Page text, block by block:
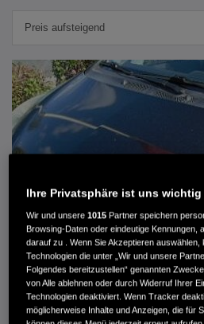
Ihre Privatsphäre ist uns wichtig
Wir und unsere1015 Partner speichern
Browsing-Daten oder eindeutige Kennungen,
darauf zu . Wenn Sie Akzeptieren auswählen,
Technologien die unter „Wir und unsere
Folgendes bereitzustellen“ genannten
von Alle ablehnen oder durch Widerruf Ihrer
Technologien deaktiviert. Wenn Tracker
möglicherweise Inhalte und Anzeigen, die für